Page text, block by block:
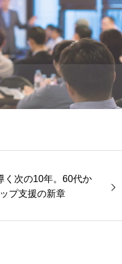
く次の10年。60代か
プ支援の新章